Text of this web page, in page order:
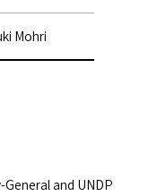
Mohri
and UNDP